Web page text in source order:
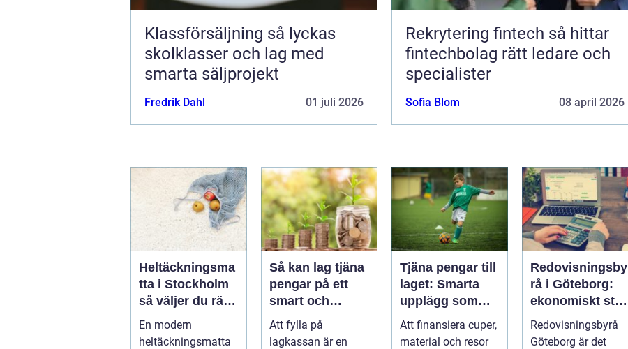
Klassförsäljning så lyckas
skolklasser och lag med
smarta säljprojekt
Fredrik Dahl 01 juli 2026
Rekrytering fintech så hittar
fintechbolag rätt ledare och
specialister
Sofia Blom 08 april 2026
Heltäckningsma
tta i Stockholm
så väljer du rätt
för hem och
kontor
En modern
heltäckningsmatta
Så kan lag tjäna
pengar på ett
smart och
hållbart sätt
Att fylla på
lagkassan är en
Tjäna pengar till
laget: Smarta
upplägg som
håller i längden
Att finansiera cuper,
material och resor
Redovisningsby
rå i Göteborg:
ekonomiskt stöd
för ditt företag
Redovisningsbyrå
Göteborg är det